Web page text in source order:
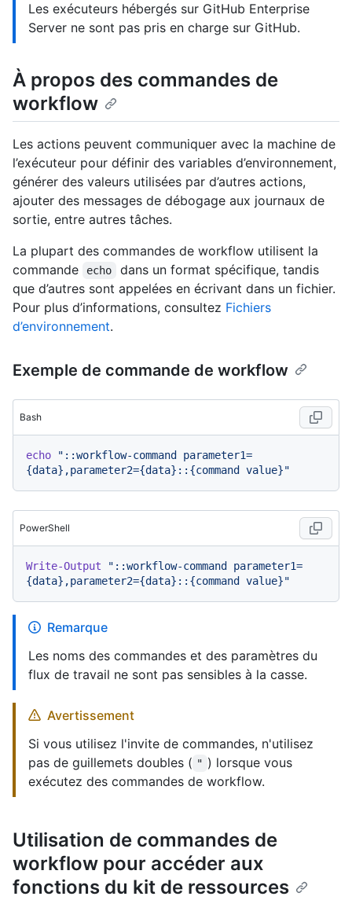
Les exécuteurs hébergés sur GitHub Enterprise
Server ne sont pas pris en charge sur GitHub.
À propos des commandes de
workflow
Les actions peuvent communiquer avec la machine de
l’exécuteur pour définir des variables d’environnement,
générer des valeurs utilisées par d’autres actions,
ajouter des messages de débogage aux journaux de
sortie, entre autres tâches.
La plupart des commandes de workflow utilisent la
commande
echo
dans un format spécifique, tandis
que d’autres sont appelées en écrivant dans un fichier.
Pour plus d’informations, consultez Fichiers
d’environnement.
Exemple de commande de workflow
Bash
echo
"::workflow-command parameter1=
{data},parameter2={data}::{command value}"
PowerShell
Write-Output
"::workflow-command parameter1=
{data},parameter2={data}::{command value}"
Remarque
Les noms des commandes et des paramètres du
flux de travail ne sont pas sensibles à la casse.
Avertissement
Si vous utilisez l'invite de commandes, n'utilisez
pas de guillemets doubles ( " ) lorsque vous
exécutez des commandes de workflow.
Utilisation de commandes de
workflow pour accéder aux
fonctions du kit de ressources